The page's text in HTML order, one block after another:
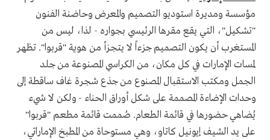
مؤسسة ومديرة استوديو التصميم والمعرض وحاضنة الفنون
"تشكيل"، التي يقع مقرها الرئيسي بجواره - لذا، ليس من
المستغرب أن يكون التصميم جزءاً لا يتجزأ من هوية "قربوا". تظهر
لمسات الإمارات في كل مكان، من الكراسي المصنوعة من جلد
الجمل ومكتب الاستقبال المصنوع من جذع شجرة غاف ساقطة إلى
وحدات الإضاءة المصممة على شكل أوراق الحناء - ولكن لا شيء
يُضاهي حضورها في قائمة الطعام. صُممت قائمة مطعم "قربوا"
على يد الشيف إيونيل كاتاو، وهي مستوحاة من المطبخ الإماراتي،